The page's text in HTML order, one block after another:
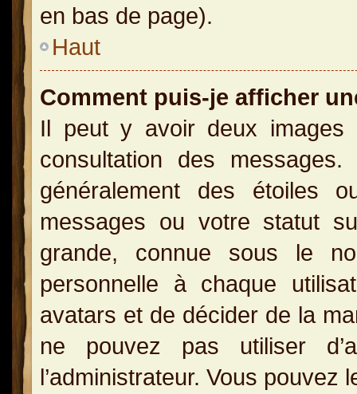
en bas de page).
Haut
Comment puis-je afficher
Il peut y avoir deux images
consultation des
généralement des étoiles
messages ou votre statut
grande, connue sous le
personnelle à chaque
avatars et de décider de la
ne pouvez pas utiliser
l’administrateur. Vous